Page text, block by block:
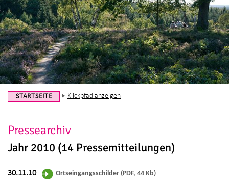
STARTSEITE Klickpfad anzeigen
Pressearchiv
Jahr 2010 (14 Pressemitteilungen)
30.11.10 Ortseingangsschilder (PDF, 44 Kb)